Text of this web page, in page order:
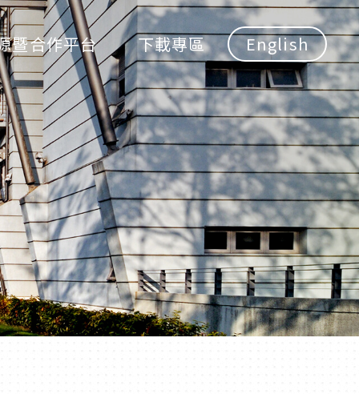
暨合作平台 下載專區 English